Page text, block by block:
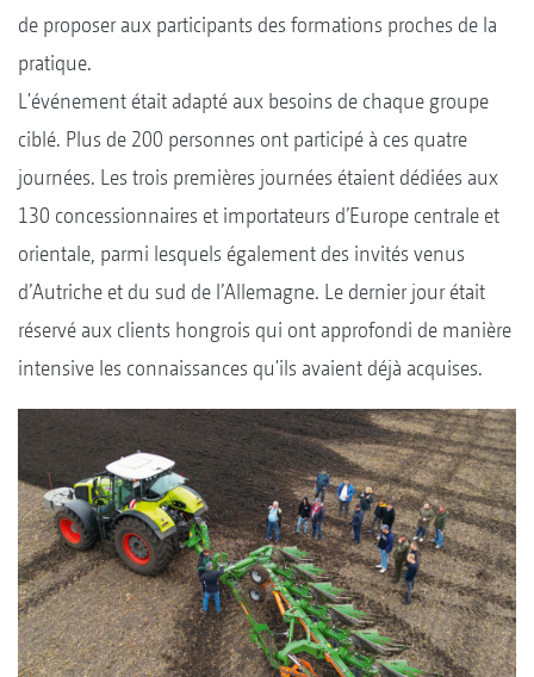
de proposer aux participants des formations proches de la
pratique.
L'événement était adapté aux besoins de chaque groupe
ciblé. Plus de 200 personnes ont participé à ces quatre
journées. Les trois premières journées étaient dédiées aux
130 concessionnaires et importateurs d’Europe centrale et
orientale, parmi lesquels également des invités venus
d’Autriche et du sud de l’Allemagne. Le dernier jour était
réservé aux clients hongrois qui ont approfondi de manière
intensive les connaissances qu'ils avaient déjà acquises.